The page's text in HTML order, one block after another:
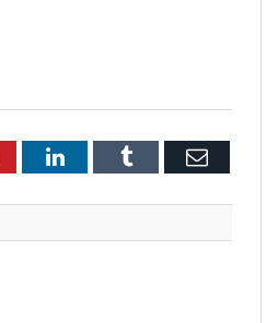
LinkedInTumblr Email